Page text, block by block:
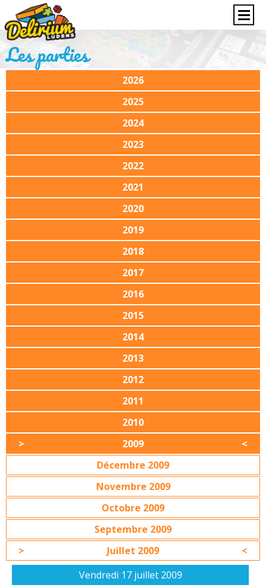
Les parties
2026
2025
2024
2023
2022
2021
2020
2019
2018
2017
2016
2015
2014
2013
2012
2011
2010
2009
Décembre 2009
Novembre 2009
Octobre 2009
Septembre 2009
Juillet 2009
Vendredi 17 juillet 2009